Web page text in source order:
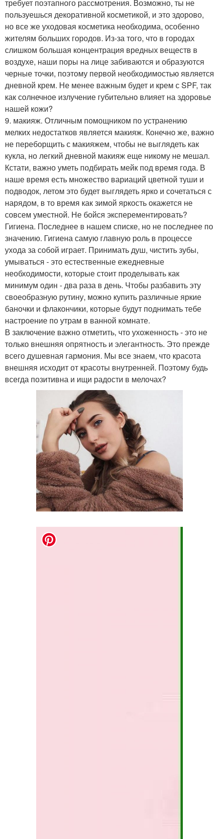
требует поэтапного рассмотрения. Возможно, ты не
пользуешься декоративной косметикой, и это здорово,
но все же уходовая косметика необходима, особенно
жителям больших городов. Из-за того, что в городах
слишком большая концентрация вредных веществ в
воздухе, наши поры на лице забиваются и образуются
черные точки, поэтому первой необходимостью является
дневной крем. Не менее важным будет и крем с SPF, так
как солнечное излучение губительно влияет на здоровье
нашей кожи?
9. макияж. Отличным помощником по устранению
мелких недостатков является макияж. Конечно же, важно
не переборщить с макияжем, чтобы не выглядеть как
кукла, но легкий дневной макияж еще никому не мешал.
Кстати, важно уметь подбирать мейк под время года. В
наше время есть множество вариаций цветной туши и
подводок, летом это будет выглядеть ярко и сочетаться с
нарядом, в то время как зимой яркость окажется не
совсем уместной. Не бойся эксперементировать?
Гигиена. Последнее в нашем списке, но не последнее по
значению. Гигиена самую главную роль в процессе
ухода за собой играет. Принимать душ, чистить зубы,
умываться - это естественные ежедневные
необходимости, которые стоит проделывать как
минимум один - два раза в день. Чтобы разбавить эту
своеобразную рутину, можно купить различные яркие
баночки и флакончики, которые будут поднимать тебе
настроение по утрам в ванной комнате.
В заключение важно отметить, что ухоженность - это не
только внешняя опрятность и элегантность. Это прежде
всего душевная гармония. Мы все знаем, что красота
внешняя исходит от красоты внутренней. Поэтому будь
всегда позитивна и ищи радости в мелочах?